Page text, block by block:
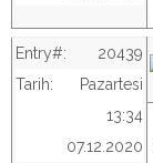
Entry#:
20439
Tarih:
Pazartesi
13:34
07.12.2020